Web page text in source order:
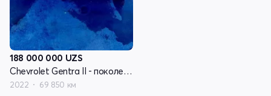
188 000 000 UZS
Chevrolet Gentra II - поколение
2022 69 850 км